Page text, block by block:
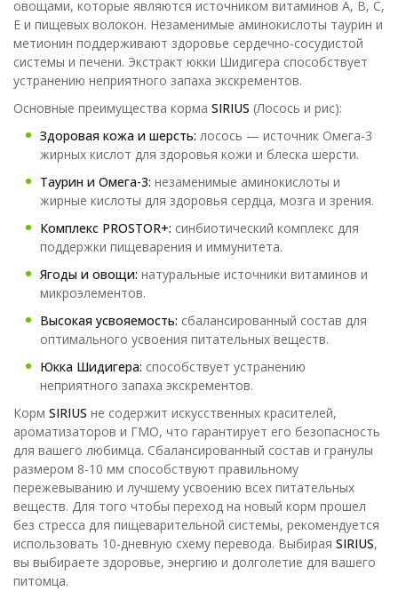
овощами, которые являются источником витаминов A, B, C,
E и пищевых волокон. Незаменимые аминокислоты таурин и
метионин поддерживают здоровье сердечно-сосудистой
системы и печени. Экстракт юкки Шидигера способствует
устранению неприятного запаха экскрементов.
Основные преимущества корма SIRIUS (Лосось и рис):
Здоровая кожа и шерсть: лосось — источник Омега-3
жирных кислот для здоровья кожи и блеска шерсти.
Таурин и Омега-3: незаменимые аминокислоты и
жирные кислоты для здоровья сердца, мозга и зрения.
Комплекс PROSTOR+: синбиотический комплекс для
поддержки пищеварения и иммунитета.
Ягоды и овощи: натуральные источники витаминов и
микроэлементов.
Высокая усвояемость: сбалансированный состав для
оптимального усвоения питательных веществ.
Юкка Шидигера: способствует устранению
неприятного запаха экскрементов.
Корм SIRIUS не содержит искусственных красителей,
ароматизаторов и ГМО, что гарантирует его безопасность
для вашего любимца. Сбалансированный состав и гранулы
размером 8-10 мм способствуют правильному
пережевыванию и лучшему усвоению всех питательных
веществ. Для того чтобы переход на новый корм прошел
без стресса для пищеварительной системы, рекомендуется
использовать 10-дневную схему перевода. Выбирая SIRIUS,
вы выбираете здоровье, энергию и долголетие для вашего
питомца.